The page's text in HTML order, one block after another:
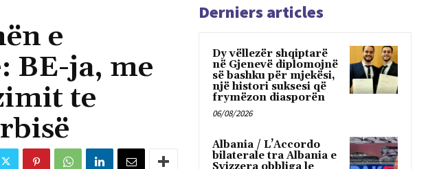
e
BE-ja, me
te
Derniers articles
Dy vëllezër shqiptarë
në Gjenevë diplomojnë
së bashku për mjekësi,
një histori suksesi që
frymëzon diasporën
06/08/2026
Albania / L’Accordo
bilaterale tra Albania e